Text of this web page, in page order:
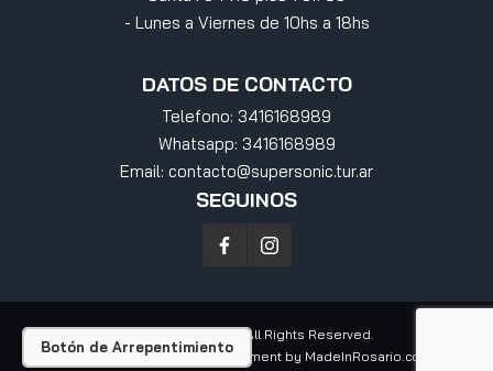
- Lunes a Viernes de 10hs a 18hs
DATOS DE CONTACTO
Telefono: 3416168989
Whatsapp: 3416168989
Email: contacto@supersonic.tur.ar
SEGUINOS
Supersonic© 2026 All Rights Reserved.
Design by MatyFox| Development by MadeInRosario.com
Botón de Arrepentimiento